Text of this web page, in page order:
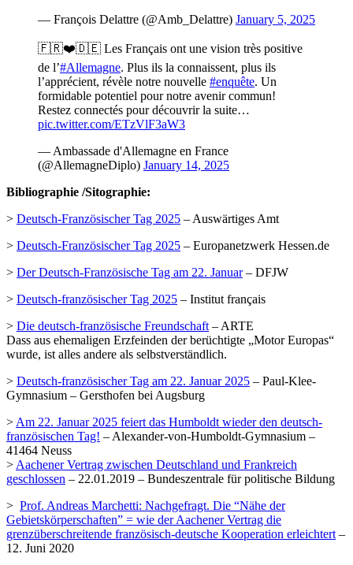
— François Delattre (@Amb_Delattre) January 5, 2025
🇫🇷❤️🇩🇪 Les Français ont une vision très positive
de l’#Allemagne. Plus ils la connaissent, plus ils
l’apprécient, révèle notre nouvelle #enquête. Un
formidable potentiel pour notre avenir commun!
Restez connectés pour découvrir la suite…
pic.twitter.com/ETzVlF3aW3
— Ambassade d'Allemagne en France
(@AllemagneDiplo) January 14, 2025
Bibliographie /Sitographie:
> Deutsch-Französischer Tag 2025 – Auswärtiges Amt
> Deutsch-Französischer Tag 2025 – Europanetzwerk Hessen.de
> Der Deutsch-Französische Tag am 22. Januar– DFJW
> Deutsch-französischer Tag 2025 – Institut français
> Die deutsch-französische Freundschaft – ARTE
Dass aus ehemaligen Erzfeinden der berüchtigte „Motor Europas“
wurde, ist alles andere als selbstverständlich.
> Deutsch-französischer Tag am 22. Januar 2025 – Paul-Klee-
Gymnasium – Gersthofen bei Augsburg
> Am 22. Januar 2025 feiert das Humboldt wieder den deutsch-
französischen Tag! – Alexander-von-Humboldt-Gymnasium –
41464 Neuss
> Aachener Vertrag zwischen Deutschland und Frankreich
geschlossen – 22.01.2019 – Bundeszentrale für politische Bildung
> Prof. Andreas Marchetti: Nachgefragt. Die “Nähe der
Gebietskörperschaften” = wie der Aachener Vertrag die
grenzüberschreitende französisch-deutsche Kooperation erleichtert –
12. Juni 2020